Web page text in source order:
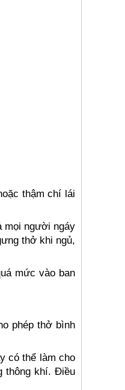
thậm chí lái
mọi người ngáy
thở khi ngủ,
mức vào ban
phép thở bình
có thể làm cho
thông khí. Điều